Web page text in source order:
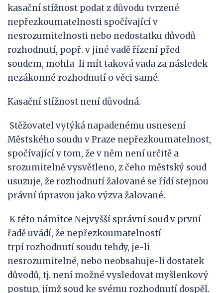
kasační stížnost podat z důvodu tvrzené
nepřezkoumatelnosti spočívající v
nesrozumitelnosti nebo nedostatku důvodů
rozhodnutí, popř. v jiné vadě řízení před
soudem, mohla-li mít taková vada za následek
nezákonné rozhodnutí o věci samé.
Kasační stížnost není důvodná.
Stěžovatel vytýká napadenému usnesení
Městského soudu v Praze nepřezkoumatelnost,
spočívající v tom, že v něm není určitě a
srozumitelně vysvětleno, z čeho městský soud
usuzuje, že rozhodnutí žalované se řídí stejnou
právní úpravou jako výzva žalované.
K této námitce Nejvyšší správní soud v první
řadě uvádí, že nepřezkoumatelností
trpí rozhodnutí soudu tehdy, je-li
nesrozumitelné, nebo neobsahuje-li dostatek
důvodů, tj. není možné vysledovat myšlenkový
postup, jímž soud ke svému rozhodnutí dospěl.